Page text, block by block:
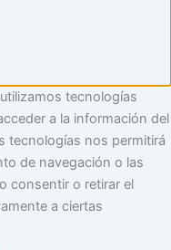
tecnologías
a la información del
tecnologías nos permitirá
de navegación o las
consentir o retirar el
a ciertas